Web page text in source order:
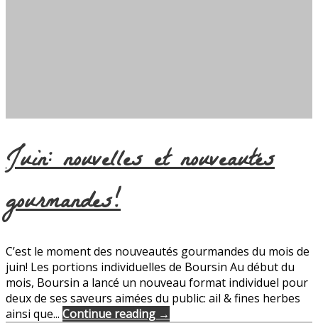
Juin: nouvelles et nouveautés
gourmandes!
C’est le moment des nouveautés gourmandes du mois de
juin! Les portions individuelles de Boursin Au début du
mois, Boursin a lancé un nouveau format individuel pour
deux de ses saveurs aimées du public: ail & fines herbes
ainsi que... Continue reading →